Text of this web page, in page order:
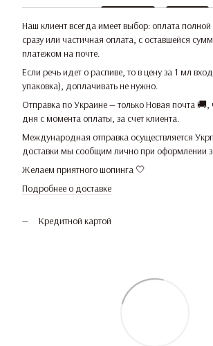
Наш клиент всегда имеет выбор: оплата
сразу или частичная оплата, с оставшейся
платежом на почте.
Если речь идет о распиве, то в цену за 1 мл
упаковка), доплачивать не нужно.
Отправка по Украине — только Новая почта 🚚,
дня с момента оплаты, за счет клиента.
Международная отправка осуществляется
доставки мы сообщим лично при оформлении
Желаем приятного шопинга 🤍
Подробнее о доставке
Кредитной картой